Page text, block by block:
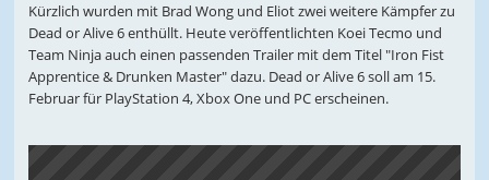
Kürzlich wurden mit Brad Wong und Eliot zwei weitere Kämpfer zu
Dead or Alive 6 enthüllt. Heute veröffentlichten Koei Tecmo und
Team Ninja auch einen passenden Trailer mit dem Titel "Iron Fist
Apprentice & Drunken Master" dazu. Dead or Alive 6 soll am 15.
Februar für PlayStation 4, Xbox One und PC erscheinen.